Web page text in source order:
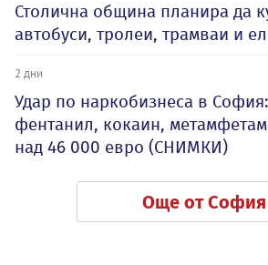
Столична община планира да
автобуси, тролеи, трамваи и
2 дни
Удар по наркобизнеса в
фентанил, кокаин,
над 46 000 евро (СНИМКИ)
Още от София